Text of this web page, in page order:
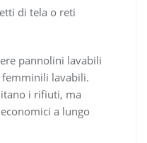
di tela o reti
pannolini lavabili
lavabili.
i rifiuti, ma
a lungo